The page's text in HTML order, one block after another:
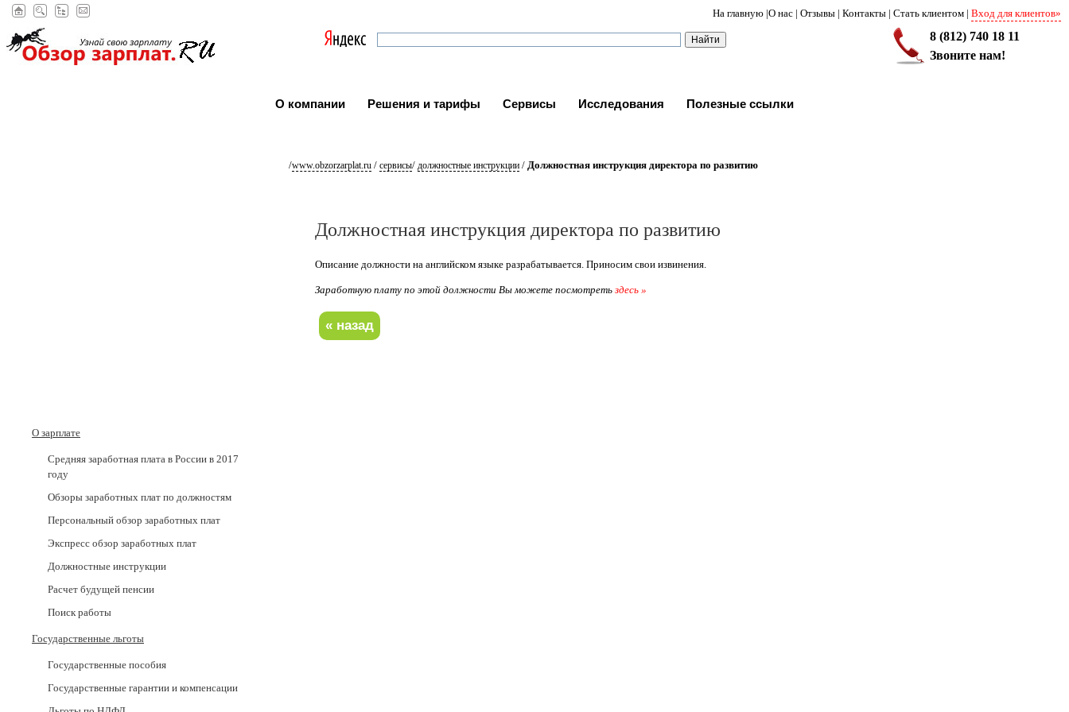
На главную |О нас | Отзывы | Контакты | Стать клиентом | Вход для клиентов»
8 (812) 740 18 11
Звоните нам!
О компании Решения и тарифы Сервисы Исследования Полезные ссылки
/www.obzorzarplat.ru/ сервисы/ должностные инструкции/ Должностная инструкция директора по развитию
О зарплате
Средняя заработная плата в России в 2017
годy
Обзоры заработных плат по должностям
Персональный обзор заработных плат
Экспресс обзор заработных плат
Должностные инструкции
Расчет будущей пенсии
Поиск работы
Государственные льготы
Государственные пособия
Государственные гарантии и компенсации
Должностная инструкция директора по развитию
Описание должности на английском языке разрабатывается. Приносим свои извинения.
Заработную плату по этой должности Вы можете посмотретьздесь »